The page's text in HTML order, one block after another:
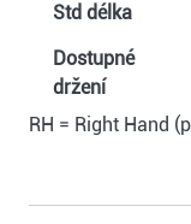
Std délka
Dostupné
držení
RH = Right Hand